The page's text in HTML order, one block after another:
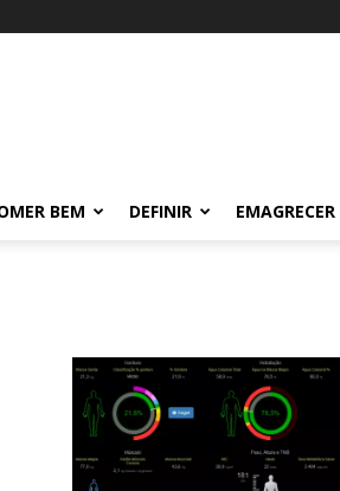
BEM DEFINIR EMAGRECER